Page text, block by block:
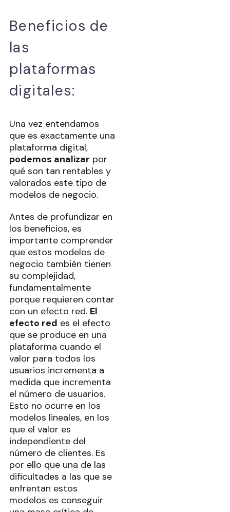
Beneficios de
las
plataformas
digitales:
Una vez entendamos
que es exactamente una
plataforma digital,
podemos analizar por
qué son tan rentables y
valorados este tipo de
modelos de negocio.
Antes de profundizar en
los beneficios, es
importante comprender
que estos modelos de
negocio también tienen
su complejidad,
fundamentalmente
porque requieren contar
con un efecto red. El
efecto red es el efecto
que se produce en una
plataforma cuando el
valor para todos los
usuarios incrementa a
medida que incrementa
el número de usuarios.
Esto no ocurre en los
modelos lineales, en los
que el valor es
independiente del
número de clientes. Es
por ello que una de las
dificultades a las que se
enfrentan estos
modelos es conseguir